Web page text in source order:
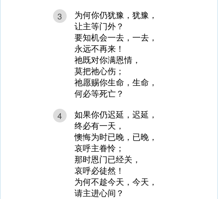
3
为何你仍犹豫，犹豫，
让主等门外？
要知机会一去，一去，
永远不再来！
祂既对你满恩情，
莫把祂心伤；
祂愿赐你生命，生命，
何必等死亡？
4
如果你仍迟延，迟延，
终必有一天，
懊悔为时已晚，已晚，
哀呼主眷怜；
那时恩门已经关，
哀呼必徒然！
为何不趁今天，今天，
请主进心间？